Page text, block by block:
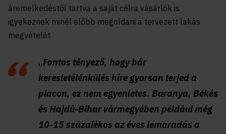
áremelkedéstől tartva a saját célra vásárlók is
igyekeznek minél előbb megoldani a tervezett lakás
megvételét.
„Fontos tényező, hogy bár
keresletélénkülés híre gyorsan terjed a
piacon, ez nem egyenletes. Baranya, Békés
és Hajdú-Bihar vármegyében például még
10-15 százalékos az éves lemaradás a